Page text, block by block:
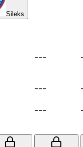
Sileks
---
---
---